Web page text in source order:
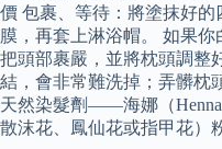
價 包裹、等待：將塗抹好
膜，再套上淋浴帽。 如果
把頭部裹嚴，並將枕頭調整
結，會非常難洗掉；弄髒枕
天然染髮劑——海娜（Henna
散沫花、鳳仙花或指甲花）